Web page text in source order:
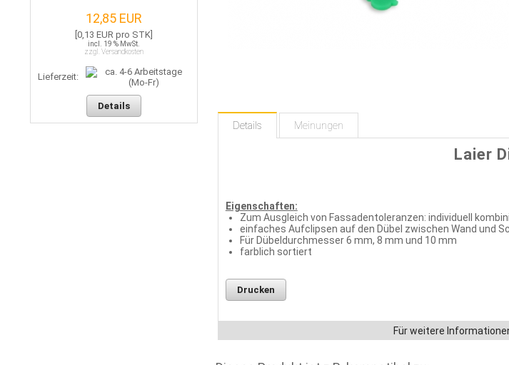
Details Meinungen
Laier
Eigenschaften:
Zum Ausgleich von Fassadentoleranzen: individuell
einfaches Aufclipsen auf den Dübel zwischen Wand und
Für Dübeldurchmesser 6 mm, 8 mm und 10 mm
farblich sortiert
Drucken
Für weitere
12,85 EUR
[0,13 EUR pro STK]
incl. 19 % MwSt.
zzgl. Versandkosten
Lieferzeit:
Details